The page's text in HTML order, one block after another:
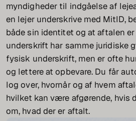
myndigheder til indgåelse af
en lejer underskrive med MitID,
både sin identitet og at aftalen
underskrift har samme juridiske
fysisk underskrift, men er ofte
og lettere at opbevare. Du får
log over, hvornår og af hvem
hvilket kan være afgørende, hvis
om, hvad der er aftalt.